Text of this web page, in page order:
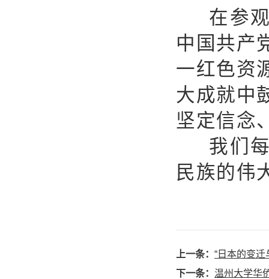
在参
中国共产
一红色资
大成就中
坚定信念
我们
民族的伟
上一条： “日本的变
下一条： 温州大学华